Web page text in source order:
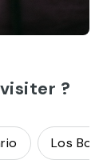
?
Los